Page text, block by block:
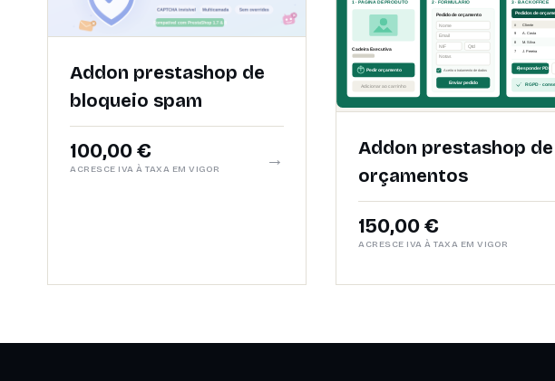
Addon prestashop de
bloqueio spam
100,00 €
ACRESCE IVA À TAXA EM VIGOR →
Addon prestashop de
orçamentos
150,00 €
ACRESCE IVA À TAXA EM VIGOR